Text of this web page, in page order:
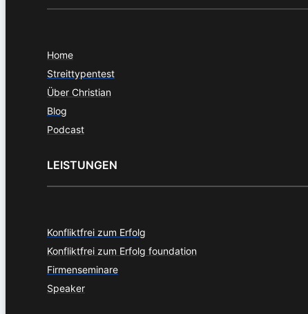
Home
Streittypentest
Über Christian
Blog
Podcast
LEISTUNGEN
Konfliktfrei zum Erfolg
Konfliktfrei zum Erfolg foundation
Firmenseminare
Speaker